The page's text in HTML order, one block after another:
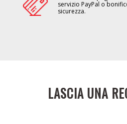
servizio PayPal o
sicurezza.
LASCIA UNA